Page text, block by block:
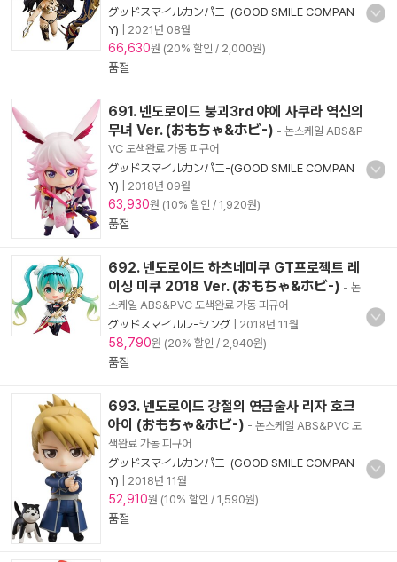
グッドスマイルカンパニ-(GOOD SMILE COMPAN
Y)
2021년 08월
66,630원 (20% 할인 / 2,000원)
품절
691. 넨도로이드 붕괴3rd 야에 사쿠라 역신의
무녀 Ver. (おもちゃ&ホビ-) - 논스케일 ABS&P
VC 도색완료 가동 피규어
グッドスマイルカンパニ-(GOOD SMILE COMPAN
Y)
2018년 09월
63,930원 (10% 할인 / 1,920원)
품절
692. 넨도로이드 하츠네미쿠 GT프로젝트 레
이싱 미쿠 2018 Ver. (おもちゃ&ホビ-) - 논
스케일 ABS&PVC 도색완료 가동 피규어
グッドスマイルレ-シング
2018년 11월
58,790원 (20% 할인 / 2,940원)
품절
693. 넨도로이드 강철의 연금술사 리자 호크
아이 (おもちゃ&ホビ-) - 논스케일 ABS&PVC 도
색완료 가동 피규어
グッドスマイルカンパニ-(GOOD SMILE COMPAN
Y)
2018년 11월
52,910원 (10% 할인 / 1,590원)
품절